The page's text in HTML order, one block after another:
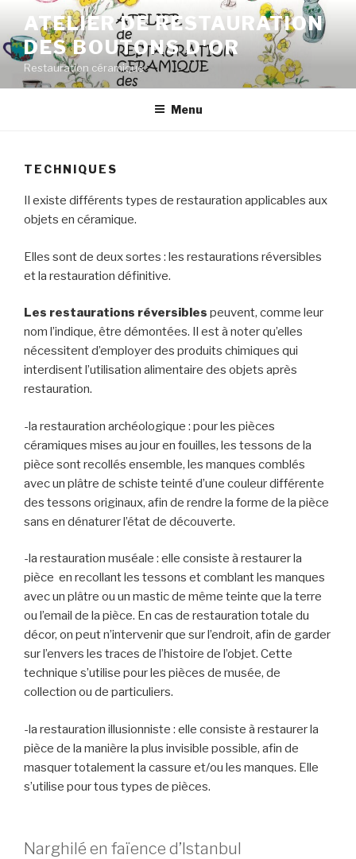
contenu
principal
ATELIER DE RESTAURATION
DES BOUTONS D'OR
Restauration céramique
Menu
TECHNIQUES
Il existe différents types de restauration applicables aux
objets en céramique.
Elles sont de deux sortes : les restaurations réversibles
et la restauration définitive.
Les restaurations réversibles peuvent, comme leur
nom l’indique, être démontées. Il est à noter qu’elles
nécessitent d’employer des produits chimiques qui
interdisent l’utilisation alimentaire des objets après
restauration.
-la restauration archéologique : pour les pièces
céramiques mises au jour en fouilles, les tessons de la
pièce sont recollés ensemble, les manques comblés
avec un plâtre de schiste teinté d’une couleur différente
des tessons originaux, afin de rendre la forme de la pièce
sans en dénaturer l’état de découverte.
-la restauration muséale : elle consiste à restaurer la
pièce en recollant les tessons et comblant les manques
avec un plâtre ou un mastic de même teinte que la terre
ou l’email de la pièce. En cas de restauration totale du
décor, on peut n’intervenir que sur l’endroit, afin de garder
sur l’envers les traces de l’histoire de l’objet. Cette
technique s’utilise pour les pièces de musée, de
collection ou de particuliers.
-la restauration illusionniste : elle consiste à restaurer la
pièce de la manière la plus invisible possible, afin de
masquer totalement la cassure et/ou les manques. Elle
s’utilise pour tous types de pièces.
Narghilé en faïence d’Istanbul